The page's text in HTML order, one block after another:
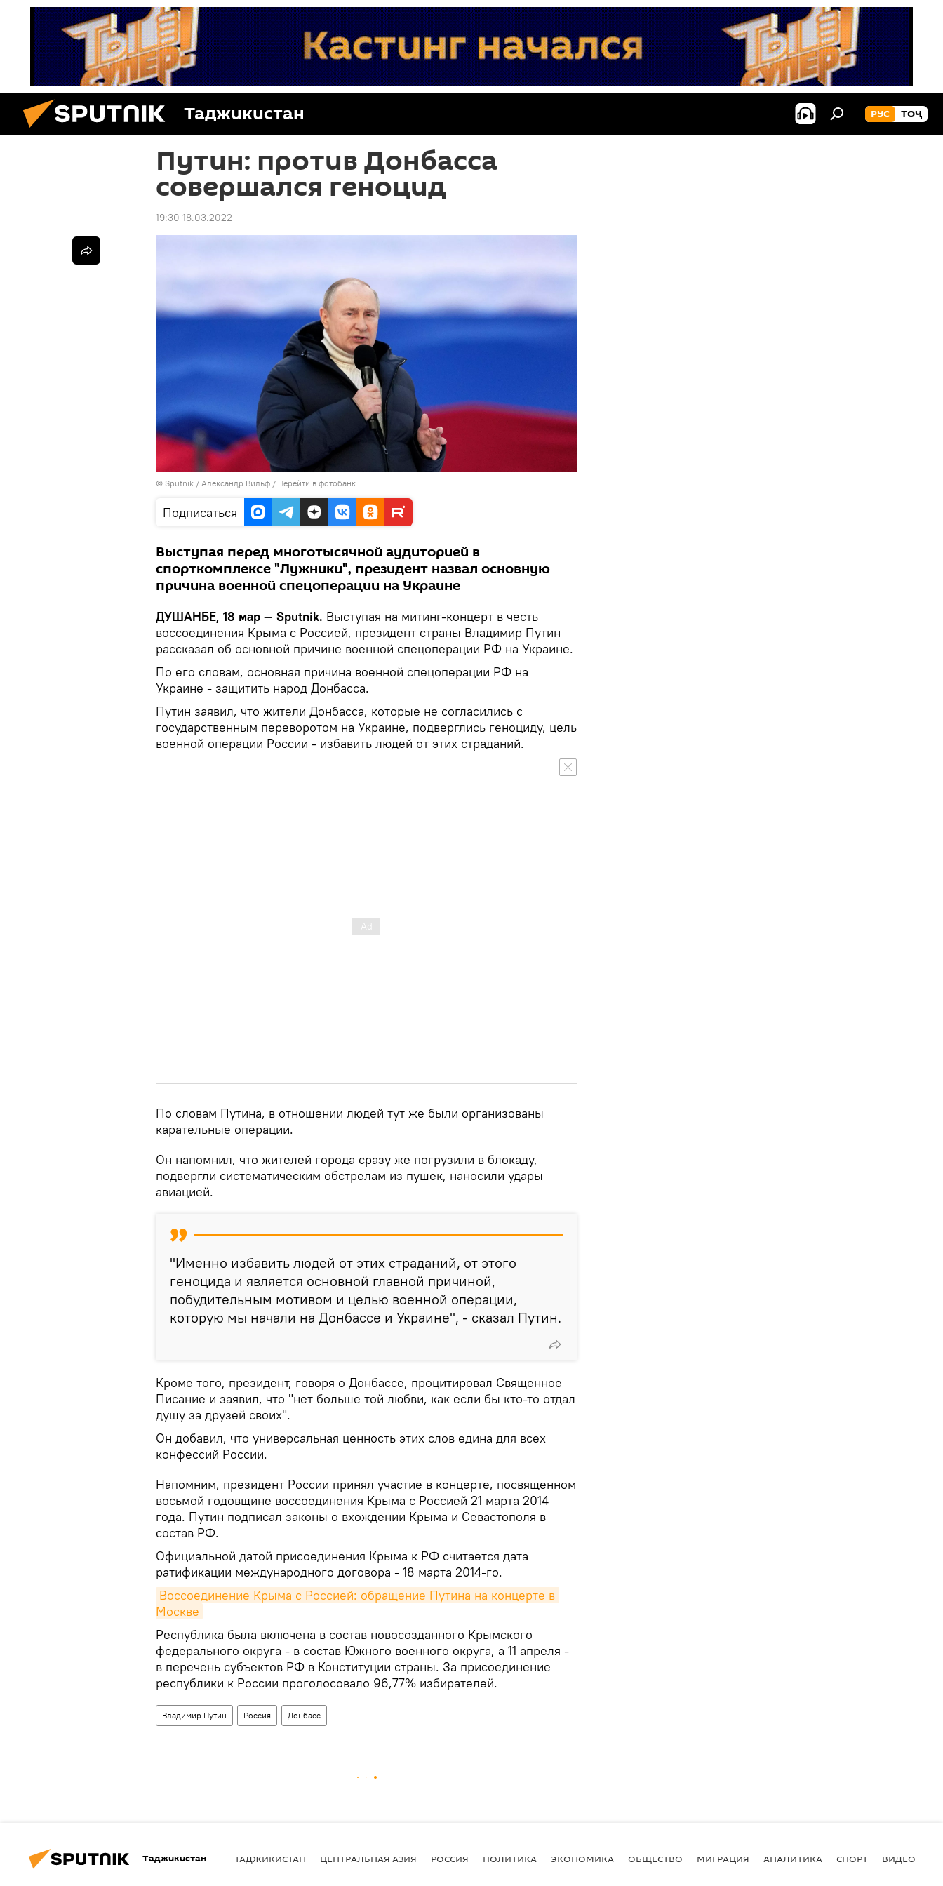
Таджикистан РУС ТОҶ
Путин: против Донбасса
совершался геноцид
19:30 18.03.2022
© Sputnik / Александр Вильф / Перейти в фотобанк
Подписаться
Выступая перед многотысячной аудиторией в
спорткомплексе "Лужники", президент назвал основную
причина военной спецоперации на Украине
ДУШАНБЕ, 18 мар — Sputnik. Выступая на митинг-концерт в честь
воссоединения Крыма с Россией, президент страны Владимир Путин
рассказал об основной причине военной спецоперации РФ на Украине.
По его словам, основная причина военной спецоперации РФ на
Украине - защитить народ Донбасса.
Путин заявил, что жители Донбасса, которые не согласились с
государственным переворотом на Украине, подверглись геноциду, цель
военной операции России - избавить людей от этих страданий.
По словам Путина, в отношении людей тут же были организованы
карательные операции.
Он напомнил, что жителей города сразу же погрузили в блокаду,
подвергли систематическим обстрелам из пушек, наносили удары
авиацией.
"Именно избавить людей от этих страданий, от этого
геноцида и является основной главной причиной,
побудительным мотивом и целью военной операции,
которую мы начали на Донбассе и Украине", - сказал Путин.
Кроме того, президент, говоря о Донбассе, процитировал Священное
Писание и заявил, что "нет больше той любви, как если бы кто-то отдал
душу за друзей своих".
Он добавил, что универсальная ценность этих слов едина для всех
конфессий России.
Напомним, президент России принял участие в концерте, посвященном
восьмой годовщине воссоединения Крыма с Россией 21 марта 2014
года. Путин подписал законы о вхождении Крыма и Севастополя в
состав РФ.
Официальной датой присоединения Крыма к РФ считается дата
ратификации международного договора - 18 марта 2014-го.
Воссоединение Крыма с Россией: обращение Путина на концерте в
Москве
Республика была включена в состав новосозданного Крымского
федерального округа - в состав Южного военного округа, а 11 апреля -
в перечень субъектов РФ в Конституции страны. За присоединение
республики к России проголосовало 96,77% избирателей.
Владимир Путин Россия Донбасс
Таджикистан ТАДЖИКИСТАН ЦЕНТРАЛЬНАЯ АЗИЯ РОССИЯ ПОЛИТИКА ЭКОНОМИКА ОБЩЕСТВО МИГРАЦИЯ АНАЛИТИКА СПОРТ ВИДЕО